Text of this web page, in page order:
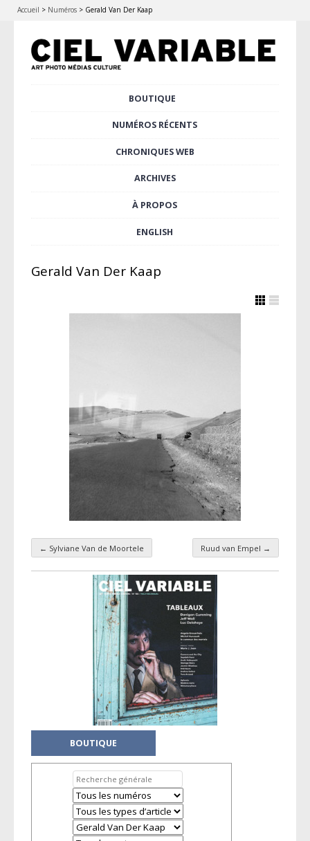
Accueil > Numéros > Gerald Van Der Kaap
BOUTIQUE
NUMÉROS RÉCENTS
CHRONIQUES WEB
ARCHIVES
À PROPOS
ENGLISH
Gerald Van Der Kaap
Navigation par taxonomie
← Sylviane Van de Moortele Ruud van Empel →
BOUTIQUE